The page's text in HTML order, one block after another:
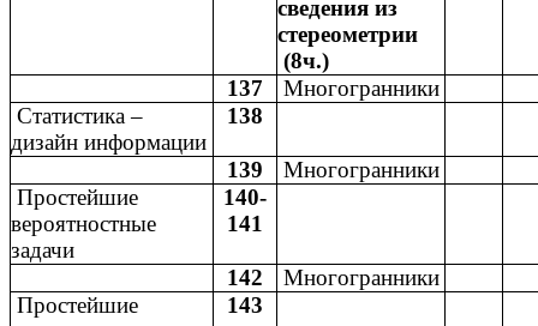
сведения из
стереометрии
(8ч.)
137
Многогранники
Статистика –
дизайн информации
138
139
Многогранники
Простейшие
вероятностные
задачи
140-
141
142
Многогранники
Простейшие
143